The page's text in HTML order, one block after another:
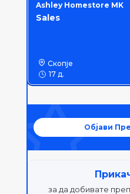
Ashley Homestore MK
Sales
Скопје
17 д.
Објави
за да добивате